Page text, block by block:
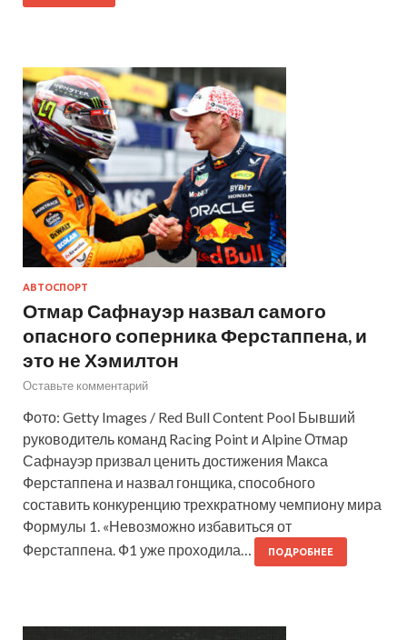
АВТОСПОРТ
Отмар Сафнауэр назвал самого
опасного соперника Ферстаппена, и
это не Хэмилтон
Оставьте комментарий
Фото: Getty Images / Red Bull Content Pool Бывший
руководитель команд Racing Point и Alpine Отмар
Сафнауэр призвал ценить достижения Макса
Ферстаппена и назвал гонщика, способного
составить конкуренцию трехкратному чемпиону мира
Формулы 1. «Невозможно избавиться от
Ферстаппена. Ф1 уже проходила…
ПОДРОБНЕЕ